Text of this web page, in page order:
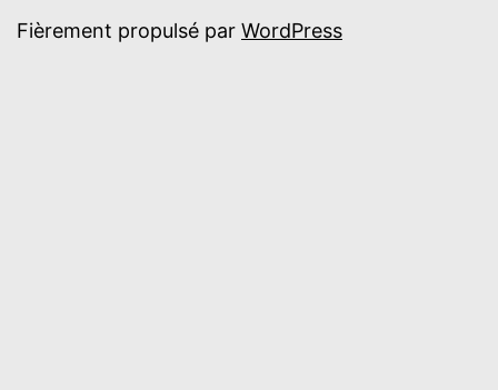
Fièrement propulsé par WordPress